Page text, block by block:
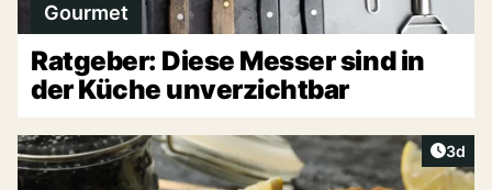
Gourmet
Ratgeber: Diese Messer sind in
der Küche unverzichtbar
3d